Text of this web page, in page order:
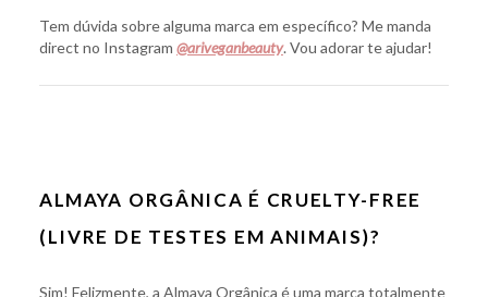
Tem dúvida sobre alguma marca em específico? Me manda
direct no Instagram @ariveganbeauty. Vou adorar te ajudar!
ALMAYA ORGÂNICA É CRUELTY-FREE
(LIVRE DE TESTES EM ANIMAIS)?
Sim! Felizmente, a Almaya Orgânica é uma marca totalmente